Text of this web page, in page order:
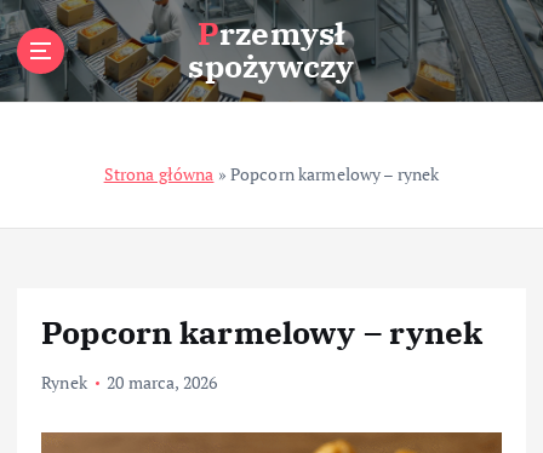
S
k
i
p
n
Przemysł
spożywczy
Strona główna » Popcorn karmelowy – rynek
Popcorn karmelowy – rynek
Rynek 20 marca, 2026